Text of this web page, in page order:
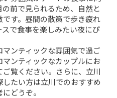
前で見られるため、自然と
す。昼間の散策で歩き疲れ
で食事を楽しみたい夜にぴ
ンティックな雰囲気で過ご
マンティックなカップルにお
ご覧ください。さらに、立川
したい方は立川でのおすすめ
どうぞ。